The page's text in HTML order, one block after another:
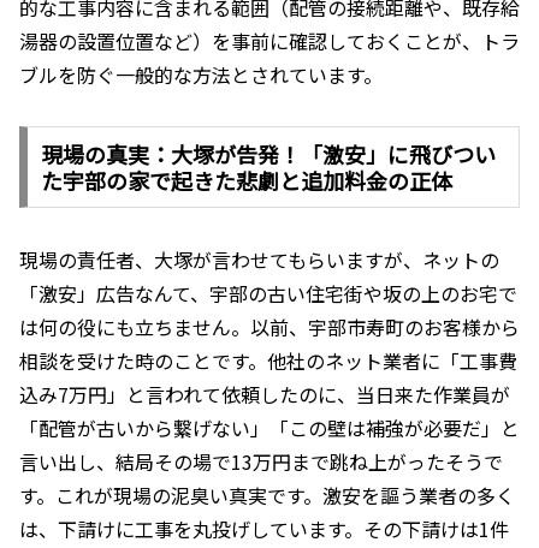
的な工事内容に含まれる範囲（配管の接続距離や、既存給
湯器の設置位置など）を事前に確認しておくことが、トラ
ブルを防ぐ一般的な方法とされています。
現場の真実：大塚が告発！「激安」に飛びつい
た宇部の家で起きた悲劇と追加料金の正体
現場の責任者、大塚が言わせてもらいますが、ネットの
「激安」広告なんて、宇部の古い住宅街や坂の上のお宅で
は何の役にも立ちません。以前、宇部市寿町のお客様から
相談を受けた時のことです。他社のネット業者に「工事費
込み7万円」と言われて依頼したのに、当日来た作業員が
「配管が古いから繋げない」「この壁は補強が必要だ」と
言い出し、結局その場で13万円まで跳ね上がったそうで
す。これが現場の泥臭い真実です。激安を謳う業者の多く
は、下請けに工事を丸投げしています。その下請けは1件